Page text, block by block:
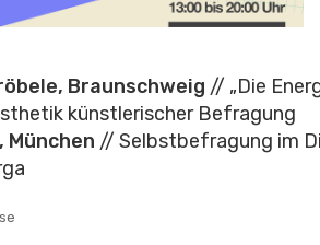
Braunschweig // „Die
künstlerischer Befragung
München // Selbstbefragung im